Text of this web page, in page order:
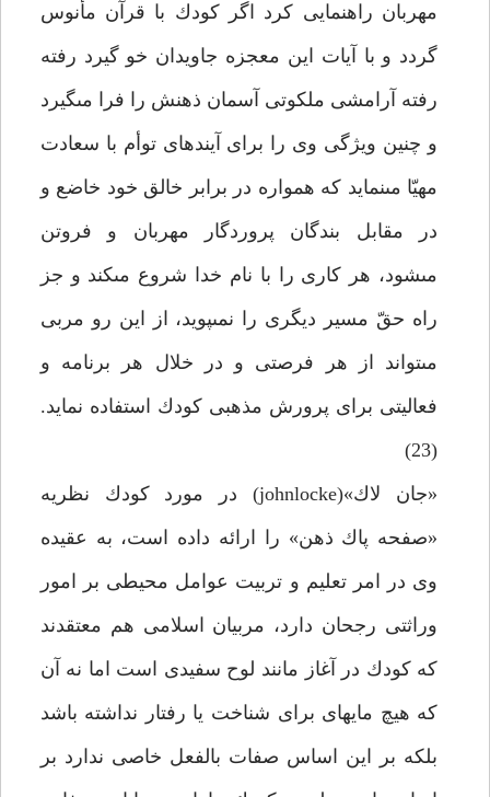
مهربان راهنمايى كرد اگر كودك با قرآن مأنوس
گردد و با آيات اين معجزه جاويدان خو گيرد رفته
رفته آرامشى ملكوتى آسمان ذهنش را فرا مى‏گيرد
و چنين ويژگى وى را براى آينده‏اى توأم با سعادت
مهيّا مى‏نمايد كه همواره در برابر خالق خود خاضع و
در مقابل بندگان پروردگار مهربان و فروتن
مى‏شود، هر كارى را با نام خدا شروع مى‏كند و جز
راه حقّ مسير ديگرى را نمى‏پويد، از اين رو مربى
مى‏تواند از هر فرصتى و در خلال هر برنامه و
فعاليتى براى پرورش مذهبى كودك استفاده نمايد.
(23)
«جان لاك»(johnlocke) در مورد كودك نظريه
«صفحه پاك ذهن» را ارائه داده است، به عقيده
وى در امر تعليم و تربيت عوامل محيطى بر امور
وراثتى رجحان دارد، مربيان اسلامى هم معتقدند
كه كودك در آغاز مانند لوح سفيدى است اما نه آن
كه هيچ مايه‏اى براى شناخت يا رفتار نداشته باشد
بلكه بر اين اساس صفات بالفعل خاصى ندارد بر